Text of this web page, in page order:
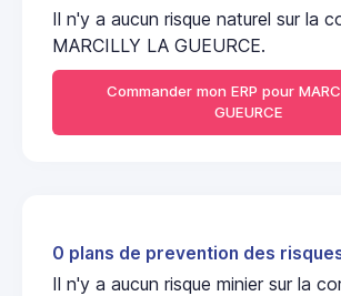
Il n'y a aucun risque naturel sur la
MARCILLY LA GUEURCE.
Commander mon ERP pour
GUEURCE
0 plans de prevention des
Il n'y a aucun risque minier sur la